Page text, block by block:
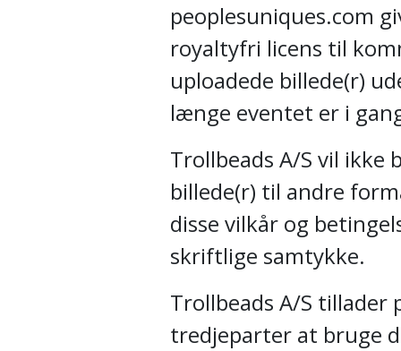
peoplesuniques.com
royaltyfri licens til
uploadede billede(r)
længe eventet er i
Trollbeads A/S vil ikke
billede(r) til andre
disse vilkår og
skriftlige samtykke.
Trollbeads A/S tillader
tredjeparter at bruge